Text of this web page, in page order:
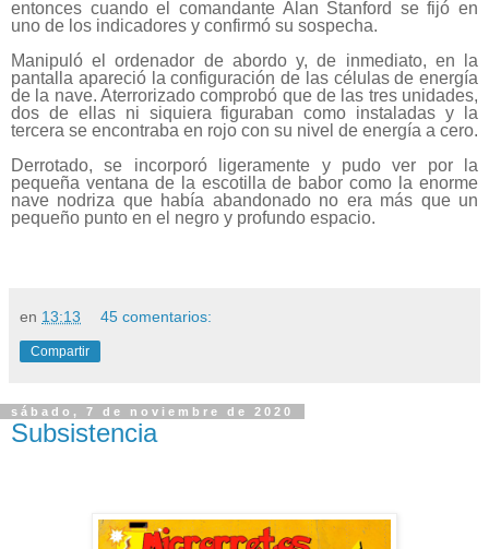
entonces cuando el comandante Alan Stanford se fijó en
uno de los indicadores y confirmó su sospecha.
Manipuló el ordenador de abordo y, de inmediato, en la
pantalla apareció la configuración de las células de energía
de la nave. Aterrorizado comprobó que de las tres unidades,
dos de ellas ni siquiera figuraban como instaladas y la
tercera se encontraba en rojo con su nivel de energía a cero.
Derrotado, se incorporó ligeramente y pudo ver por la
pequeña ventana de la escotilla de babor como la enorme
nave nodriza que había abandonado no era más que un
pequeño punto en el negro y profundo espacio.
en 13:13 45 comentarios:
Compartir
sábado, 7 de noviembre de 2020
Subsistencia